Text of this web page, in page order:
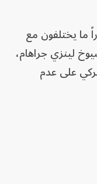
ما يختلفون مع
لينزي جراهام،
على عدم